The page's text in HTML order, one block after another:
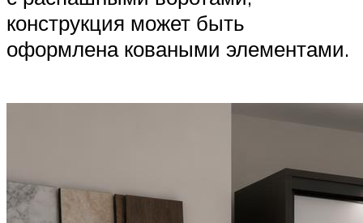
конструкция может быть
оформлена коваными элементами.